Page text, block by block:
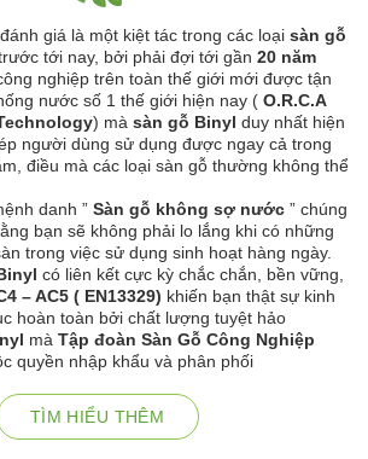
giá là một kiệt tác trong các loại sàn gỗ
tới nay, bởi phải đợi tới gần 20 năm
nghiệp trên toàn thế giới mới được tận
nước số 1 thế giới hiện nay ( O.R.C.A
) mà sàn gỗ Binyl duy nhất hiện
người dùng sử dụng được ngay cả trong
điều mà các loại sàn gỗ thường không thể
danh ” Sàn gỗ không sợ nước ” chúng
bạn sẽ không phải lo lắng khi có những
trong việc sử dụng sinh hoạt hàng ngày.
có liên kết cực kỳ chắc chắn, bền vững,
– AC5 ( EN13329) khiến bạn thật sự kinh
hoàn toàn bởi chất lượng tuyệt hảo
mà Tập đoàn Sàn Gỗ Công Nghiệp
quyền nhập khẩu và phân phối
TÌM HIỂU THÊM